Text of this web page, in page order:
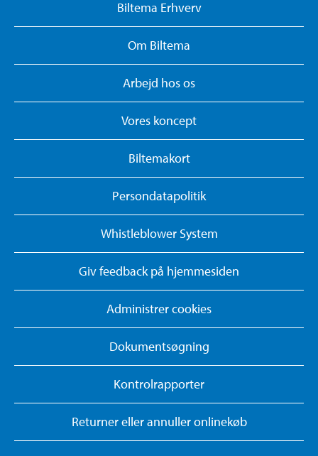
Biltema Erhverv
Om Biltema
Arbejd hos os
Vores koncept
Biltemakort
Persondatapolitik
Whistleblower System
Giv feedback på hjemmesiden
Administrer cookies
Dokumentsøgning
Kontrolrapporter
Returner eller annuller onlinekøb